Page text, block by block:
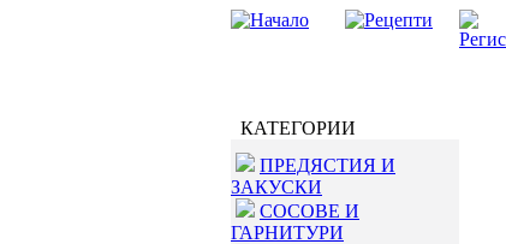
КАТЕГОРИИ
ПРЕДЯСТИЯ И
ЗАКУСКИ
СОСОВЕ И
ГАРНИТУРИ